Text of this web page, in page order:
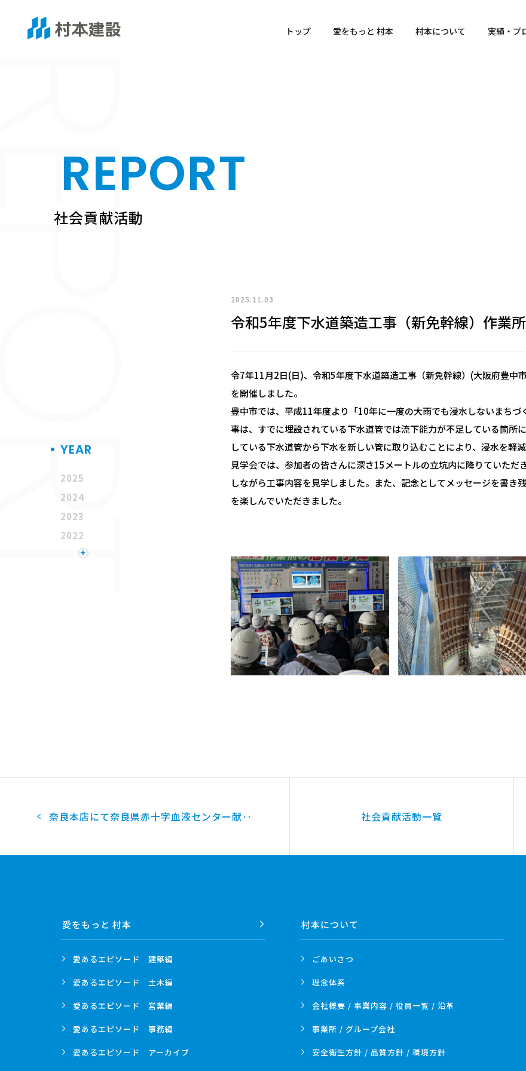
トップ 愛をもっと 村本 村本について 実績・プ
REPORT
社会貢献活動
YEAR
2025
2024
2023
2022
2021
2007
+
2025.11.03
令和5年度下水道築造工事（新免幹線）作業
令7年11月2日(日)、令和5年度下水道築造工事（新免幹線）(大阪府豊中
を開催しました。
豊中市では、平成11年度より「10年に一度の大雨でも浸水しないまち
事は、すでに埋設されている下水道管では流下能力が不足している箇所
している下水道管から下水を新しい管に取り込むことにより、浸水を軽
見学会では、参加者の皆さんに深さ15メートルの立坑内に降りていた
しながら工事内容を見学しました。また、記念としてメッセージを書き
を楽しんでいただきました。
奈良本店にて奈良県赤十字血液センター献‥ 社会貢献活動一覧
愛をもっと 村本
愛あるエピソード 建築編
愛あるエピソード 土木編
愛あるエピソード 営業編
愛あるエピソード 事務編
愛あるエピソード アーカイブ
村本について
ごあいさつ
理念体系
会社概要 / 事業内容 / 役員一覧 / 沿革
事業所 / グループ会社
安全衛生方針 / 品質方針 / 環境方針